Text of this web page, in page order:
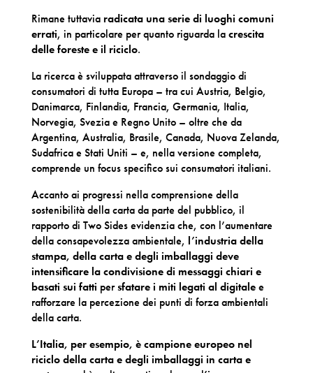
Rimane tuttavia radicata una serie di luoghi comuni
errati, in particolare per quanto riguarda lacrescita
delle foreste e il riciclo.
La ricerca è sviluppata attraverso il sondaggio di
consumatori di tutta Europa – tra cui Austria, Belgio,
Danimarca, Finlandia, Francia, Germania, Italia,
Norvegia, Svezia e Regno Unito – oltre che da
Argentina, Australia, Brasile, Canada, Nuova Zelanda,
Sudafrica e Stati Uniti – e, nella versione completa,
comprende un focus specifico sui consumatori italiani.
Accanto ai progressi nella comprensione della
sostenibilità della carta da parte del pubblico, il
rapporto di Two Sides evidenzia che, con l’aumentare
della consapevolezza ambientale, l’industria della
stampa, della carta e degli imballaggi deve
intensificare la condivisione di messaggi chiari e
basati sui fatti persfatare i miti legati al digitalee
rafforzare la percezione dei punti di forza ambientali
della carta.
L’Italia, per esempio, è campione europeo nel
riciclo della carta e degli imballaggi in carta e